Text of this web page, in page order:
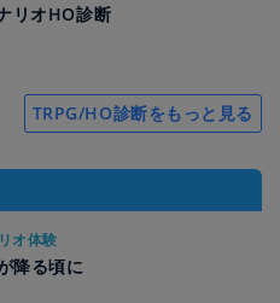
リオHO診断
TRPG/HO診断をもっと見る
オ体験
降る頃に